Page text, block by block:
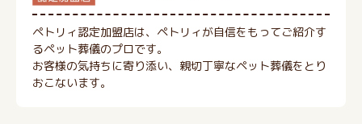
ペトリィ認定加盟店は、ペトリィが自信をもってご紹介す
るペット葬儀のプロです。
お客様の気持ちに寄り添い、親切丁寧なペット葬儀をとり
おこないます。